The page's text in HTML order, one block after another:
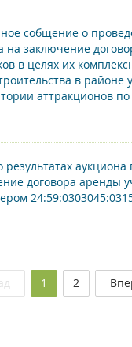
собщение о
на заключение
в целях их
в районе
аттракционов по
аукциона
договора аренды
1 (текущая)
2